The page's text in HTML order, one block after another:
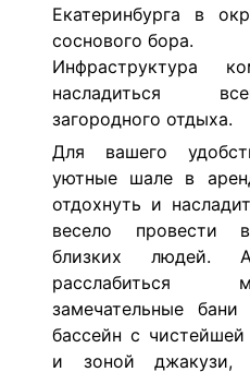
Екатеринбурга в
соснового бора.
Инфраструктура
насладиться
загородного отдыха.
Для вашего
уютные шале в
отдохнуть и
весело провести
близких людей.
расслабиться
замечательные
бассейн с
и зоной